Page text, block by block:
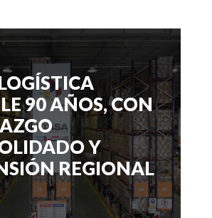
90 AÑOS, CON
Y
REGIONAL